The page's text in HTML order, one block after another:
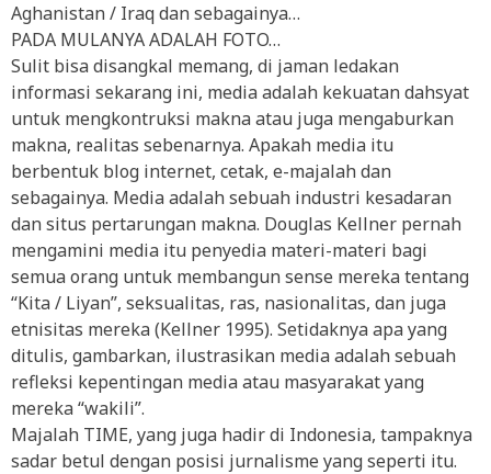
Aghanistan / Iraq dan sebagainya…
PADA MULANYA ADALAH FOTO…
Sulit bisa disangkal memang, di jaman ledakan
informasi sekarang ini, media adalah kekuatan dahsyat
untuk mengkontruksi makna atau juga mengaburkan
makna, realitas sebenarnya. Apakah media itu
berbentuk blog internet, cetak, e-majalah dan
sebagainya. Media adalah sebuah industri kesadaran
dan situs pertarungan makna. Douglas Kellner pernah
mengamini media itu penyedia materi-materi bagi
semua orang untuk membangun sense mereka tentang
“Kita / Liyan”, seksualitas, ras, nasionalitas, dan juga
etnisitas mereka (Kellner 1995). Setidaknya apa yang
ditulis, gambarkan, ilustrasikan media adalah sebuah
refleksi kepentingan media atau masyarakat yang
mereka “wakili”.
Majalah TIME, yang juga hadir di Indonesia, tampaknya
sadar betul dengan posisi jurnalisme yang seperti itu.